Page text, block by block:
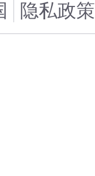
隐私政策